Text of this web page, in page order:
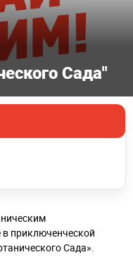
Сада"
приключенческой
Сада».